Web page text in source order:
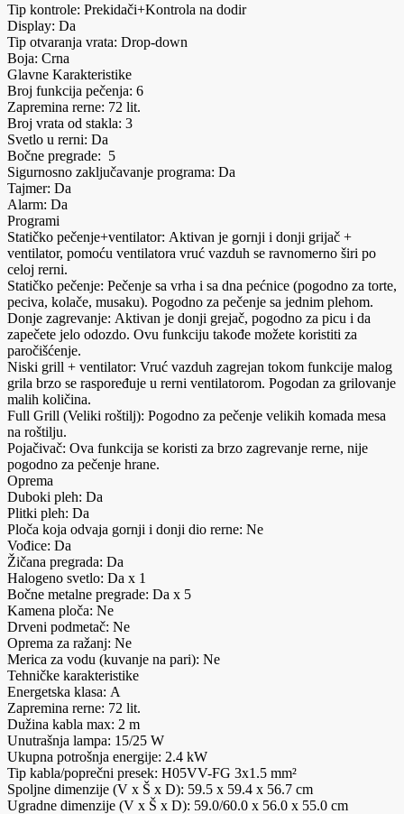
Tip kontrole: Prekidači+Kontrola na dodir
Display: Da
Tip otvaranja vrata: Drop-down
Boja: Crna
Glavne Karakteristike
Broj funkcija pečenja: 6
Zapremina rerne: 72 lit.
Broj vrata od stakla: 3
Svetlo u rerni: Da
Bočne pregrade: 5
Sigurnosno zaključavanje programa: Da
Tajmer: Da
Alarm: Da
Programi
Statičko pečenje+ventilator: Aktivan je gornji i donji grijač +
ventilator, pomoću ventilatora vruć vazduh se ravnomerno širi po
celoj rerni.
Statičko pečenje: Pečenje sa vrha i sa dna pećnice (pogodno za torte,
peciva, kolače, musaku). Pogodno za pečenje sa jednim plehom.
Donje zagrevanje: Aktivan je donji grejač, pogodno za picu i da
zapečete jelo odozdo. Ovu funkciju takođe možete koristiti za
paročišćenje.
Niski grill + ventilator: Vruć vazduh zagrejan tokom funkcije malog
grila brzo se raspoređuje u rerni ventilatorom. Pogodan za grilovanje
malih količina.
Full Grill (Veliki roštilj): Pogodno za pečenje velikih komada mesa
na roštilju.
Pojačivač: Ova funkcija se koristi za brzo zagrevanje rerne, nije
pogodno za pečenje hrane.
Oprema
Duboki pleh: Da
Plitki pleh: Da
Ploča koja odvaja gornji i donji dio rerne: Ne
Vođice: Da
Žičana pregrada: Da
Halogeno svetlo: Da x 1
Bočne metalne pregrade: Da x 5
Kamena ploča: Ne
Drveni podmetač: Ne
Oprema za ražanj: Ne
Merica za vodu (kuvanje na pari): Ne
Tehničke karakteristike
Energetska klasa: A
Zapremina rerne: 72 lit.
Dužina kabla max: 2 m
Unutrašnja lampa: 15/25 W
Ukupna potrošnja energije: 2.4 kW
Tip kabla/poprečni presek: H05VV-FG 3x1.5 mm²
Spoljne dimenzije (V x Š x D): 59.5 x 59.4 x 56.7 cm
Ugradne dimenzije (V x Š x D): 59.0/60.0 x 56.0 x 55.0 cm